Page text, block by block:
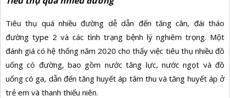
Tiêu thụ quá nhiều đường dễ dẫn đến tăng cân, đái tháo
đường type 2 và các tình trạng bệnh lý nghiêm trọng. Một
đánh giá có hệ thống năm 2020 cho thấy việc tiêu thụ nhiều đồ
uống có đường, bao gồm nước tăng lực, nước ngọt và đồ
uống có ga, dẫn đến tăng huyết áp tâm thu và tăng huyết áp ở
trẻ em và thanh thiếu niên.